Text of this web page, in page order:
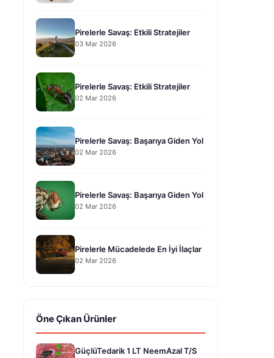
Pirelerle Savaş: Etkili Stratejiler
03 Mar 2026
Pirelerle Savaş: Etkili Stratejiler
02 Mar 2026
Pirelerle Savaş: Başarıya Giden Yol
02 Mar 2026
Pirelerle Savaş: Başarıya Giden Yol
02 Mar 2026
Pirelerle Mücadelede En İyi İlaçlar
02 Mar 2026
Öne Çıkan Ürünler
GüçlüTedarik 1 LT NeemAzal T/S